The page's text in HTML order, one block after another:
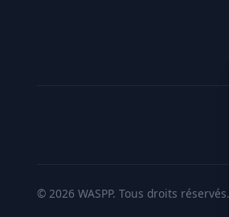
© 2026 WASPP. Tous droits réservés.